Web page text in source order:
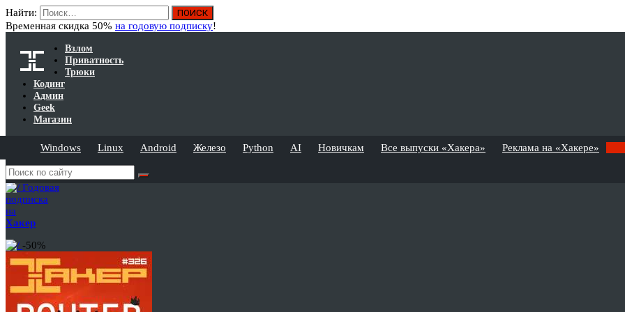
Найти:
Временная скидка 50% на годовую подписку!
Взлом
Приватность
Трюки
Кодинг
Админ
Geek
Магазин
Windows Linux Android Железо Python AI Новичкам Все выпуски «Хакера» Реклама на «Хакере»
Годовая
подписка
на
Хакер
-50%